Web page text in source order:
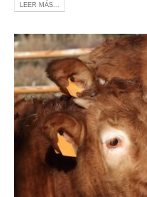
LEER MÁS...